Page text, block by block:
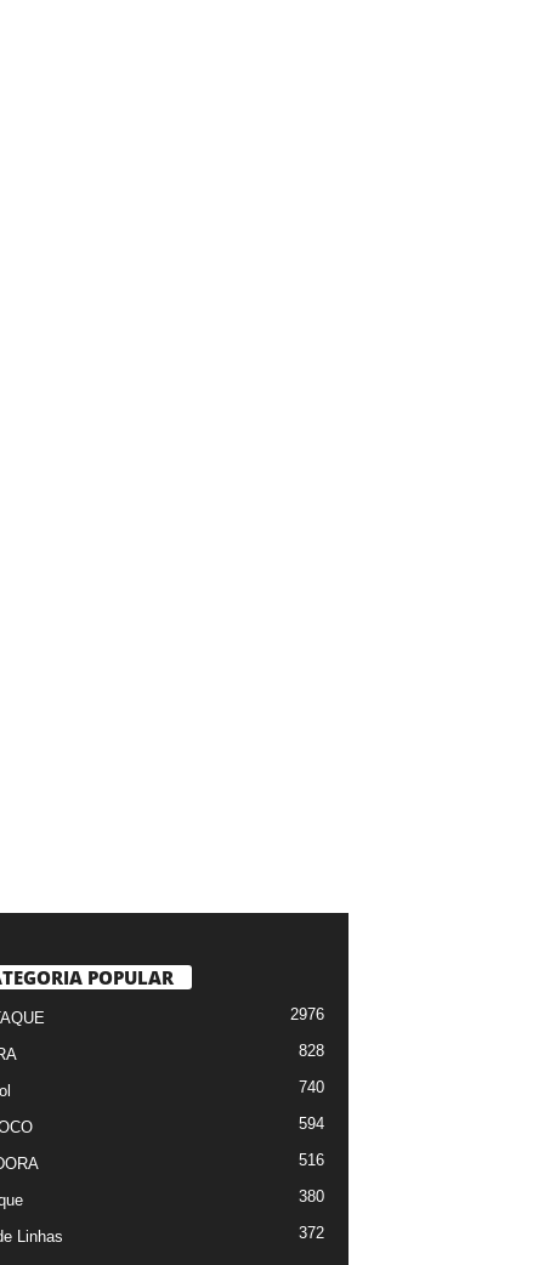
POPULAR
2976
828
740
594
516
380
Linhas 372